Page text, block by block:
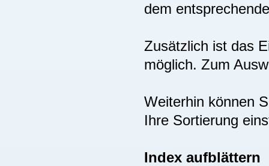
dem
Zusätzlich ist das
möglich. Zum
Weiterhin können
Ihre Sortierung
Index aufblättern